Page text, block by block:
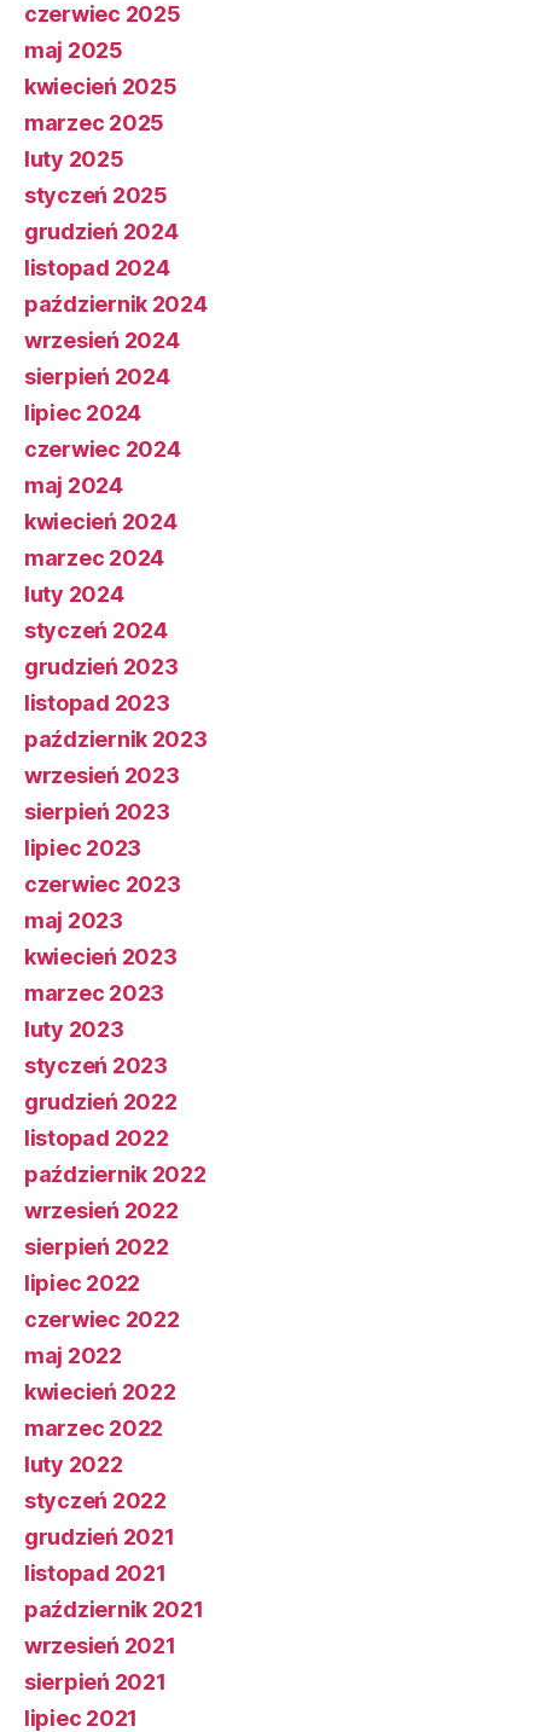
czerwiec 2025
maj 2025
kwiecień 2025
marzec 2025
luty 2025
styczeń 2025
grudzień 2024
listopad 2024
październik 2024
wrzesień 2024
sierpień 2024
lipiec 2024
czerwiec 2024
maj 2024
kwiecień 2024
marzec 2024
luty 2024
styczeń 2024
grudzień 2023
listopad 2023
październik 2023
wrzesień 2023
sierpień 2023
lipiec 2023
czerwiec 2023
maj 2023
kwiecień 2023
marzec 2023
luty 2023
styczeń 2023
grudzień 2022
listopad 2022
październik 2022
wrzesień 2022
sierpień 2022
lipiec 2022
czerwiec 2022
maj 2022
kwiecień 2022
marzec 2022
luty 2022
styczeń 2022
grudzień 2021
listopad 2021
październik 2021
wrzesień 2021
sierpień 2021
lipiec 2021